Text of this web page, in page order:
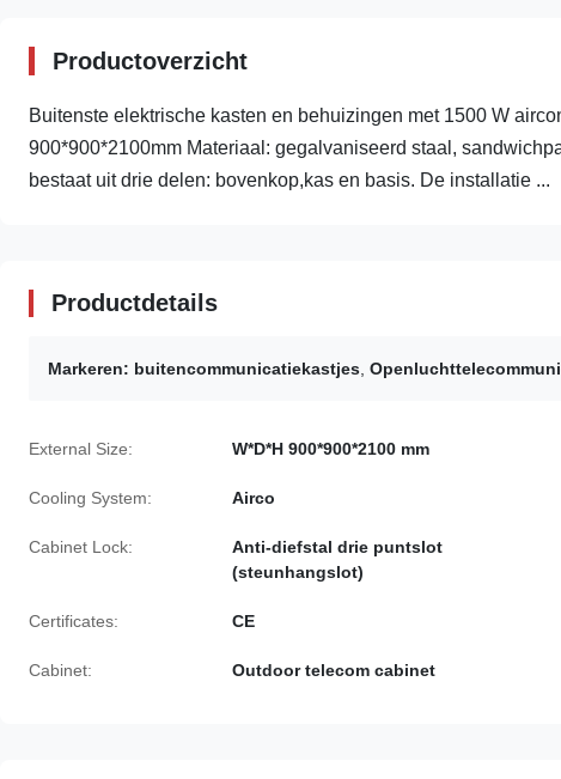
Productoverzicht
Buitenste elektrische kasten en behuizingen met 1500 W
900*900*2100mm Materiaal: gegalvaniseerd staal,
bestaat uit drie delen: bovenkop,kas en basis. De installatie ...
Productdetails
Markeren: buitencommunicatiekastjes
External Size: W*D*H 900*900*2100 mm
Cooling System: Airco
Cabinet Lock:
Anti-diefstal drie puntslot
(steunhangslot)
Certificates: CE
Cabinet: Outdoor telecom cabinet